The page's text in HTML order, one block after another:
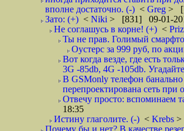
вполне достаточно. (-) < Greg >
Зато: (+) < Niki > [831] 09-01-
Не соглашусь в корне! (+) <
Ты не прав. Голимый
Оустерс за 999 руб, по
Вот когда везде, где есть
3G -85db, 4G -105db.
В GSMonly телефон
перепроектирована сеть
Отвечу просто: вспоминаем
18:35
Истину глаголите. (-) < Krebs >
Почему бы и нет? В качестве